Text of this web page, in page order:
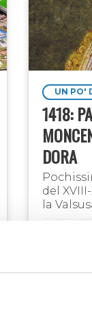
UN PO'
1418:
DORA
del
la
primo è